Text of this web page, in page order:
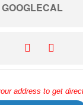
GOOGLECAL